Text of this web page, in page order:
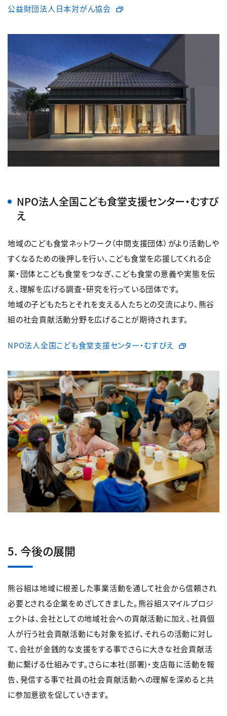
公益財団法人日本対がん協会
NPO法人全国こども食堂支援センター・むすび
え
地域のこども食堂ネットワーク（中間支援団体）がより活動しや
すくなるための後押しを行い、こども食堂を応援してくれる企
業・団体とこども食堂をつなぎ、こども食堂の意義や実態を伝
え、理解を広げる調査・研究を行っている団体です。
地域の子どもたちとそれを支える人たちとの交流により、熊谷
組の社会貢献活動分野を広げることが期待されます。
NPO法人全国こども食堂支援センター・むすびえ
5. 今後の展開
熊谷組は地域に根差した事業活動を通して社会から信頼され
必要とされる企業をめざしてきました。熊谷組スマイルプロジ
ェクトは、会社としての地域社会への貢献活動に加え、社員個
人が行う社会貢献活動にも対象を拡げ、それらの活動に対し
て、会社が金銭的な支援をする事でさらに大きな社会貢献活
動に繋げる仕組みです。さらに本社(部署)・支店毎に活動を報
告、発信する事で社員の社会貢献活動への理解を深めると共
に参加意欲を促していきます。